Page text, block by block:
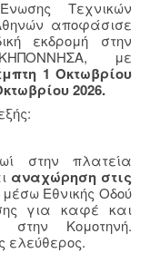
Τεχνικών
αποφάσισε
εκδρομή στην
με
1 Οκτωβρίου
2026.
στην πλατεία
αναχώρηση στις
Εθνικής Οδού
για καφέ και
Κομοτηνή.
ελεύθερος.